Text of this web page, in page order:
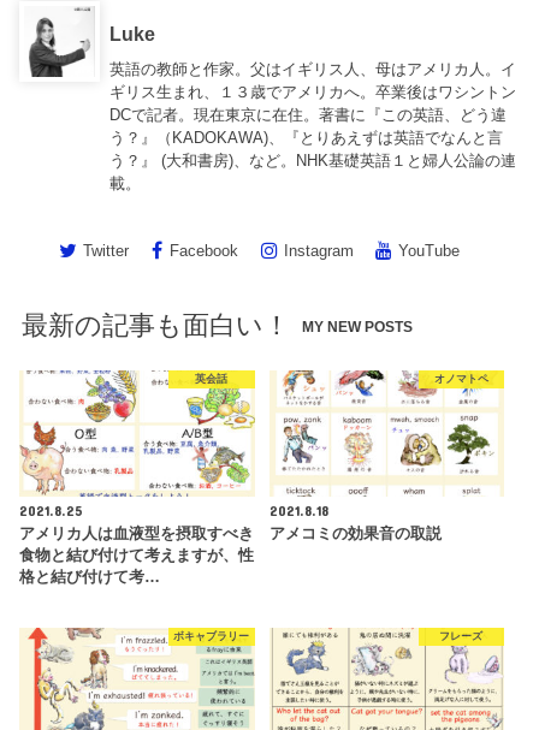
Luke
英語の教師と作家。父はイギリス人、母はアメリカ人。イ
ギリス生まれ、１３歳でアメリカへ。卒業後はワシントン
DCで記者。現在東京に在住。著書に『この英語、どう違
う？』（KADOKAWA)、『とりあえずは英語でなんと言
う？』 (大和書房)、など。NHK基礎英語１と婦人公論の連
載。
Twitter Facebook Instagram YouTube
最新の記事も面白い！ MY NEW POSTS
英会話
2021.8.25
アメリカ人は血液型を摂取すべき
食物と結び付けて考えますが、性
格と結び付けて考…
オノマトペ
2021.8.18
アメコミの効果音の取説
ボキャブラリー フレーズ